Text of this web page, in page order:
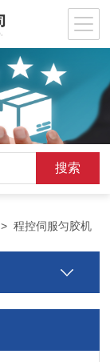
>程控伺服匀胶机